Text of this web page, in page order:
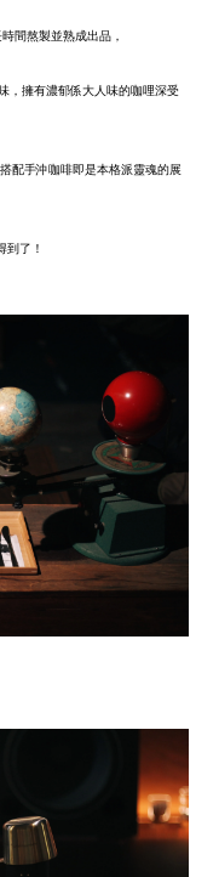
間熬製並熟成出品，
，擁有濃郁係大人味的咖哩深受
配手沖咖啡即是本格派靈魂的展
了！